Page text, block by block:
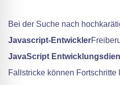
Bei der Suche nach
Javascript-Entwickler
JavaScript
Fallstricke können Fortschritte